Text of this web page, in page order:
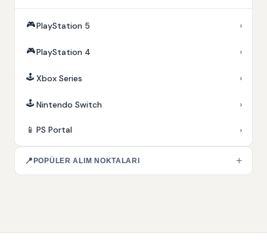
🎮PlayStation 5 ›
🎮PlayStation 4 ›
🕹️ Xbox Series ›
🕹️ Nintendo Switch ›
📱 PS Portal ›
📍 POPÜLER ALIM NOKTALARI +